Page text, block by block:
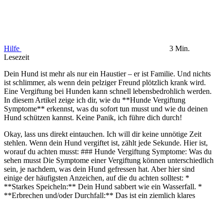
Hilfe
3 Min.
Lesezeit
Dein Hund ist mehr als nur ein Haustier – er ist Familie. Und nichts
ist schlimmer, als wenn dein pelziger Freund plötzlich krank wird.
Eine Vergiftung bei Hunden kann schnell lebensbedrohlich werden.
In diesem Artikel zeige ich dir, wie du **Hunde Vergiftung
Symptome** erkennst, was du sofort tun musst und wie du deinen
Hund schützen kannst. Keine Panik, ich führe dich durch!
Okay, lass uns direkt eintauchen. Ich will dir keine unnötige Zeit
stehlen. Wenn dein Hund vergiftet ist, zählt jede Sekunde. Hier ist,
worauf du achten musst: ### Hunde Vergiftung Symptome: Was du
sehen musst Die Symptome einer Vergiftung können unterschiedlich
sein, je nachdem, was dein Hund gefressen hat. Aber hier sind
einige der häufigsten Anzeichen, auf die du achten solltest: *
**Starkes Speicheln:** Dein Hund sabbert wie ein Wasserfall. *
**Erbrechen und/oder Durchfall:** Das ist ein ziemlich klares